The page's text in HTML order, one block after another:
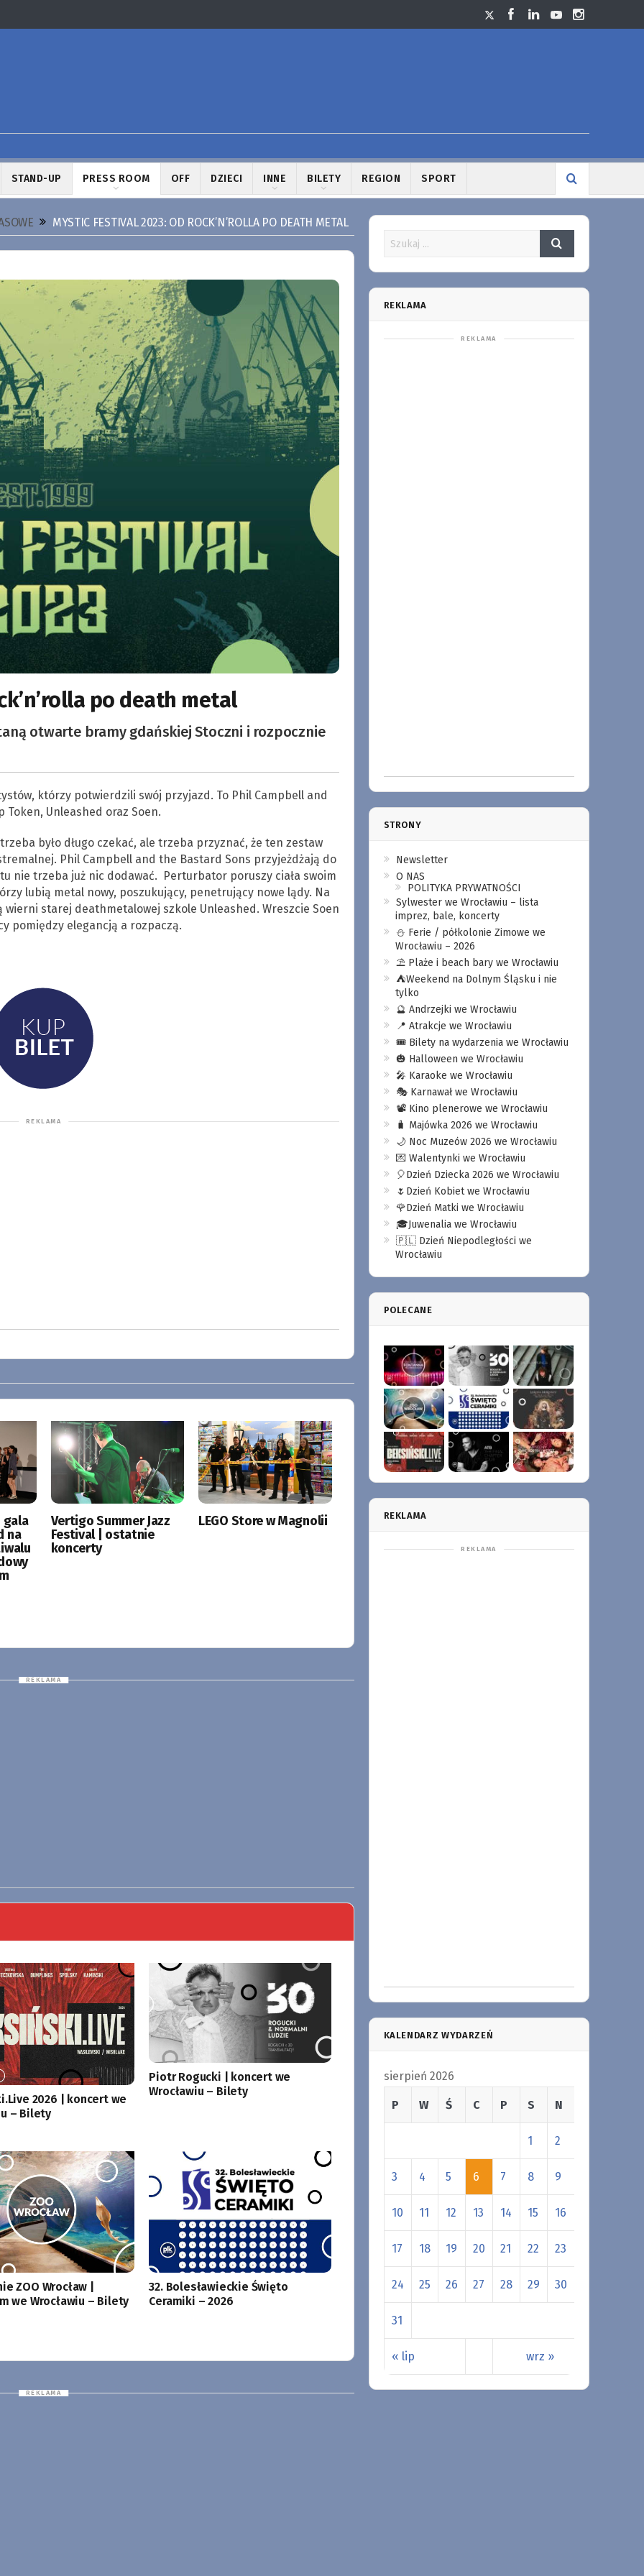
STAND-UP PRESS ROOM OFF DZIECI INNE BILETY REGION SPORT
MYSTIC FESTIVAL 2023: OD ROCK’N’ROLLA PO DEATH METAL
po death metal
otwarte bramy gdańskiej Stoczni i rozpocznie
którzy potwierdzili swój przyjazd. To Phil Campbell and
Unleashed oraz Soen.
było długo czekać, ale trzeba przyznać, że ten zestaw
Phil Campbell and the Bastard Sons przyjeżdżają do
nie trzeba już nic dodawać. Perturbator poruszy ciała swoim
lubią metal nowy, poszukujący, penetrujący nowe lądy. Na
starej deathmetalowej szkole Unleashed. Wreszcie Soen
pomiędzy elegancją a rozpaczą.
gala
na
Vertigo Summer Jazz
Festival | ostatnie
koncerty
LEGO Store w Magnolii
2026 | koncert we
– Bilety
Piotr Rogucki | koncert we
Wrocławiu – Bilety
ZOO Wrocław |
we Wrocławiu – Bilety
32. Bolesławieckie Święto
Ceramiki – 2026
REKLAMA
STRONY
Newsletter
O NAS
POLITYKA PRYWATNOŚCI
Sylwester we Wrocławiu – lista
imprez, bale, koncerty
⛄️ Ferie / półkolonie Zimowe we
Wrocławiu – 2026
⛱️ Plaże i beach bary we Wrocławiu
⛺️Weekend na Dolnym Śląsku i nie
tylko
🔮 Andrzejki we Wrocławiu
📍 Atrakcje we Wrocławiu
🎟️ Bilety na wydarzenia we Wrocławiu
🎃 Halloween we Wrocławiu
🎤 Karaoke we Wrocławiu
🎭 Karnawał we Wrocławiu
📽️ Kino plenerowe we Wrocławiu
🧳 Majówka 2026 we Wrocławiu
🌙 Noc Muzeów 2026 we Wrocławiu
💌 Walentynki we Wrocławiu
🎈Dzień Dziecka 2026 we Wrocławiu
🌷Dzień Kobiet we Wrocławiu
🌹Dzień Matki we Wrocławiu
🎓Juwenalia we Wrocławiu
🇵🇱 Dzień Niepodległości we
Wrocławiu
POLECANE
REKLAMA
KALENDARZ WYDARZEŃ
sierpień 2026
P W Ś C P S N
« lip wrz »
1 2
3 4 5 6 7 8 9
10 11 12 13 14 15 16
17 18 19 20 21 22 23
24 25 26 27 28 29 30
31